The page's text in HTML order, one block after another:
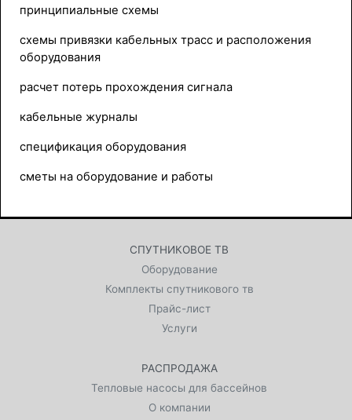
принципиальные схемы
схемы привязки кабельных трасс и расположения
оборудования
расчет потерь прохождения сигнала
кабельные журналы
спецификация оборудования
сметы на оборудование и работы
СПУТНИКОВОЕ ТВ
Оборудование
Комплекты спутникового тв
Прайс-лист
Услуги
РАСПРОДАЖА
Тепловые насосы для бассейнов
О компании